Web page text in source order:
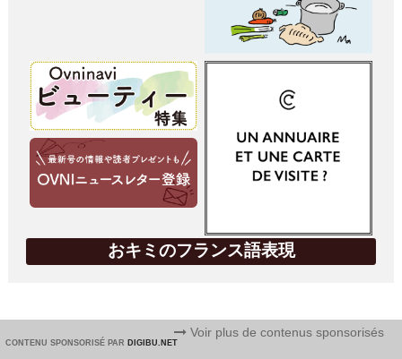
おキミのフランス語表現
CONTENU SPONSORISÉ PAR DIGIBU.NET
Voir plus de contenus sponsorisés